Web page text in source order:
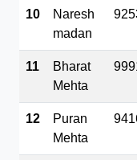
10
Naresh
madan
11
Bharat
Mehta
12
Puran
Mehta